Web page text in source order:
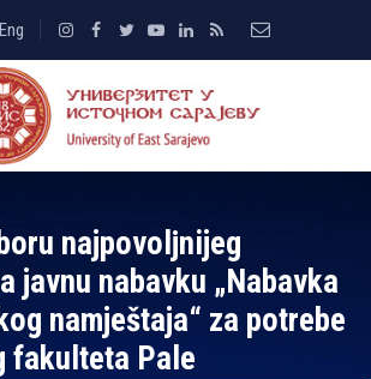
Eng
najpovolјnijeg
javnu nabavku „Nabavka
namještaja“ za potrebe
fakulteta Pale